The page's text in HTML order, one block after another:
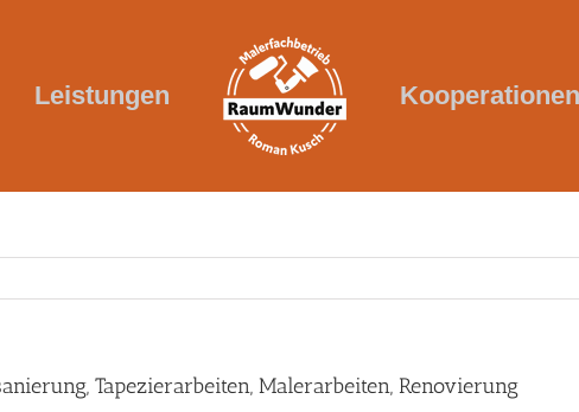
Leistungen Kooperationen
Tapezierarbeiten, Malerarbeiten, Renovierung